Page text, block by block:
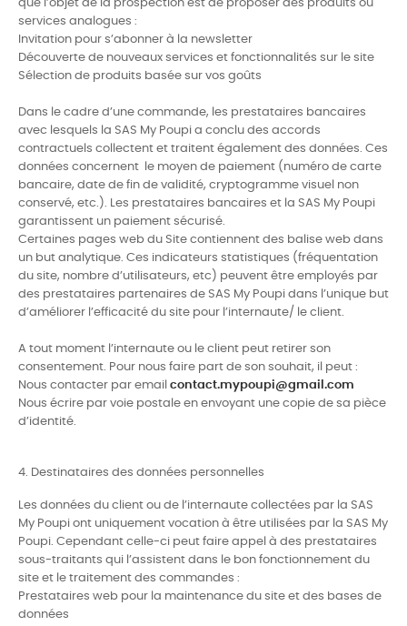
que l’objet de la prospection est de proposer des produits ou
services analogues :
Invitation pour s’abonner à la newsletter
Découverte de nouveaux services et fonctionnalités sur le site
Sélection de produits basée sur vos goûts
Dans le cadre d’une commande, les prestataires bancaires
avec lesquels la SAS My Poupi a conclu des accords
contractuels collectent et traitent également des données. Ces
données concernent le moyen de paiement (numéro de carte
bancaire, date de fin de validité, cryptogramme visuel non
conservé, etc.). Les prestataires bancaires et la SAS My Poupi
garantissent un paiement sécurisé.
Certaines pages web du Site contiennent des balise web dans
un but analytique. Ces indicateurs statistiques (fréquentation
du site, nombre d’utilisateurs, etc) peuvent être employés par
des prestataires partenaires de SAS My Poupi dans l’unique but
d’améliorer l’efficacité du site pour l’internaute/ le client.
A tout moment l’internaute ou le client peut retirer son
consentement. Pour nous faire part de son souhait, il peut :
Nous contacter par email contact.mypoupi@gmail.com
Nous écrire par voie postale en envoyant une copie de sa pièce
d’identité.
4. Destinataires des données personnelles
Les données du client ou de l’internaute collectées par la SAS
My Poupi ont uniquement vocation à être utilisées par la SAS My
Poupi. Cependant celle-ci peut faire appel à des prestataires
sous-traitants qui l’assistent dans le bon fonctionnement du
site et le traitement des commandes :
Prestataires web pour la maintenance du site et des bases de
données